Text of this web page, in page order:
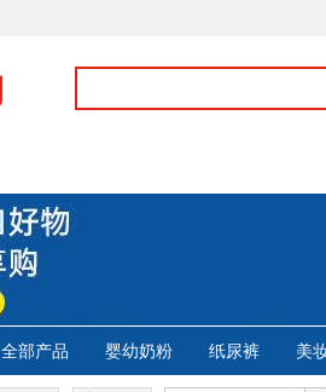
全部产品 婴幼奶粉 纸尿裤 美